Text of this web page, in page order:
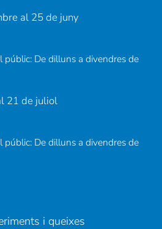
al 25 de juny
públic: De dilluns a divendres de
21 de juliol
públic: De dilluns a divendres de
i queixes